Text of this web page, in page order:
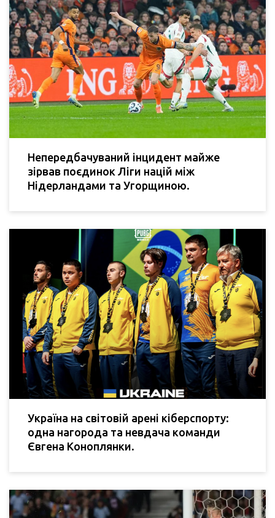
Непередбачуваний інцидент майже
зірвав поєдинок Ліги націй між
Нідерландами та Угорщиною.
Україна на світовій арені кіберспорту:
одна нагорода та невдача команди
Євгена Коноплянки.